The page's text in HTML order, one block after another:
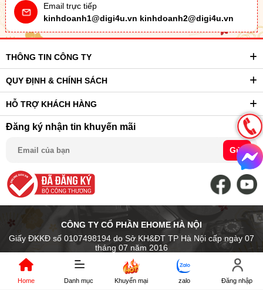
Email trực tiếp
kinhdoanh1@digi4u.vn kinhdoanh2@digi4u.vn
THÔNG TIN CÔNG TY
QUY ĐỊNH & CHÍNH SÁCH
HỖ TRỢ KHÁCH HÀNG
Đăng ký nhận tin khuyến mãi
Gửi
CÔNG TY CỔ PHẦN EHOME HÀ NỘI
Giấy ĐKKĐ số 0107498194 do Sở KH&ĐT TP Hà Nội cấp ngày 07
tháng 07 năm 2016
Trụ sở chính: Số 14 Ngõ Chợ Khâm Thiên, P. Văn Miếu Quốc Tử Giám
- Tp. Hà Nội, Việt Nam
Địa điểm kinh doanh: 89 Trần Nhân Tông, P.Hai Bà Trưng, Hà Nội
Home Danh mục Khuyến mại zalo Đăng nhập